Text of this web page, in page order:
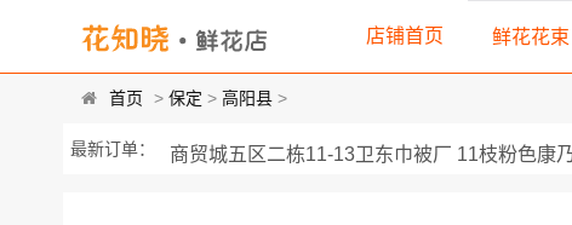
店铺首页 鲜花花束
首页 > 保定 > 高阳县 >
最新订单： 商贸城五区二栋11-13卫东巾被厂 11枝粉色康